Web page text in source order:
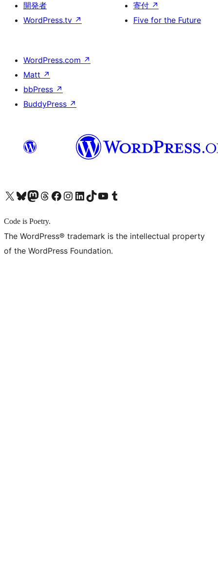
開発者
WordPress.tv ↗
寄付 ↗
Five for the Future
WordPress.com ↗
Matt ↗
bbPress ↗
BuddyPress ↗
X (旧 Twitter) アカウントへBluesky アカウントへMastodon アカウントへThreads アカウントへ Facebook ページへInstagram アカウントへ LinkedIn アカウントへTikTok アカウントへYouTube チャンネルへ Tumblr アカウントへ
Code is Poetry.
The WordPress® trademark is the intellectual property
of the WordPress Foundation.